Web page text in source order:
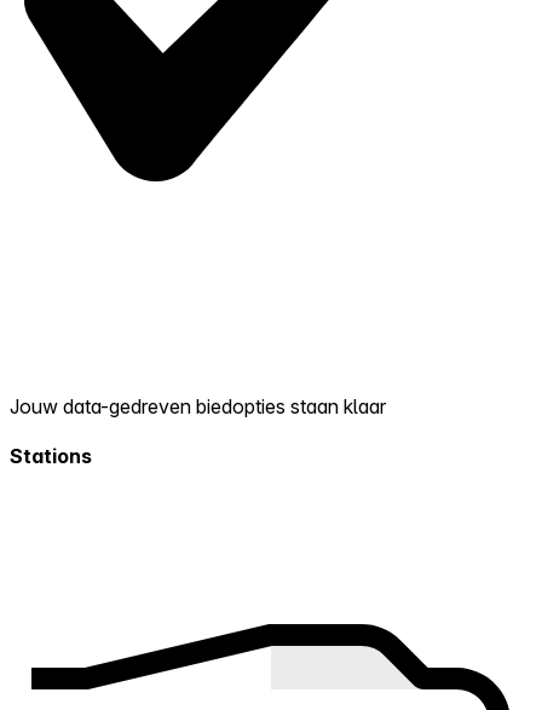
Jouw data-gedreven biedopties staan klaar
Stations